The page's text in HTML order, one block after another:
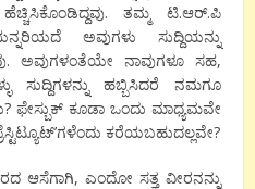
ತಮ್ಮ ಟಿ.ಆರ್.ಪಿ
ಅವುಗಳು ಸುದ್ದಿಯನ್ನು
ಅವುಗಳಂತೆಯೇ ನಾವುಗಳೂ ಸಹ,
ಸುದ್ದಿಗಳನ್ನು ಹಬ್ಬಿಸಿದರೆ ನಮಗೂ
ಫೇಸ್ಬುಕ್ ಕೂಡಾ ಒಂದು ಮಾಧ್ಯಮವೇ
ಕರೆಯಬಹುದಲ್ಲವೇ?
ಆಸೆಗಾಗಿ, ಎಂದೋ ಸತ್ತ ವೀರನನ್ನು